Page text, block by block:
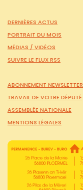
DERNIÈRES ACTUS
PORTRAIT DU MOIS
MÉDIAS / VIDÉOS
SUIVRE LE FLUX RSS
ABONNEMENT NEWSLETTER
TRAVAIL DE VOTRE DÉPUTÉ
ASSEMBLÉE NATIONALE
MENTIONS LÉGALES